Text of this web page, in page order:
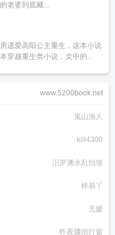
老婆到底藏...
遗爱高阳公主重生，这本小说
穿越重生类小说，文中的...
www.5200book.net
鬼山渔人
kill4300
汨罗渊水乱拍坡
梓易丫
无媛
昨夜骤雨打窗